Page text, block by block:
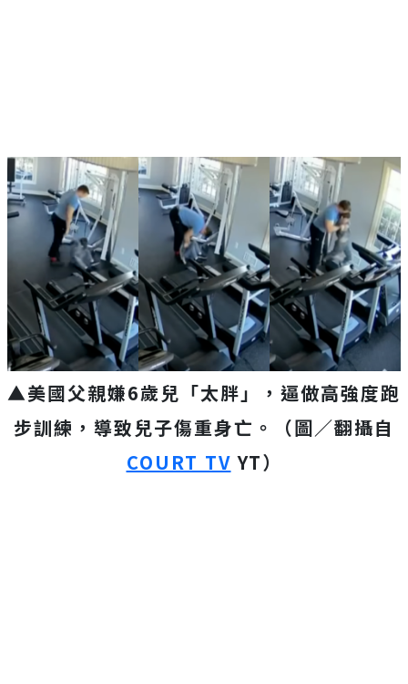
▲美國父親嫌6歲兒「太胖」，逼做高強度跑
步訓練，導致兒子傷重身亡。（圖／翻攝自
COURT TV YT）